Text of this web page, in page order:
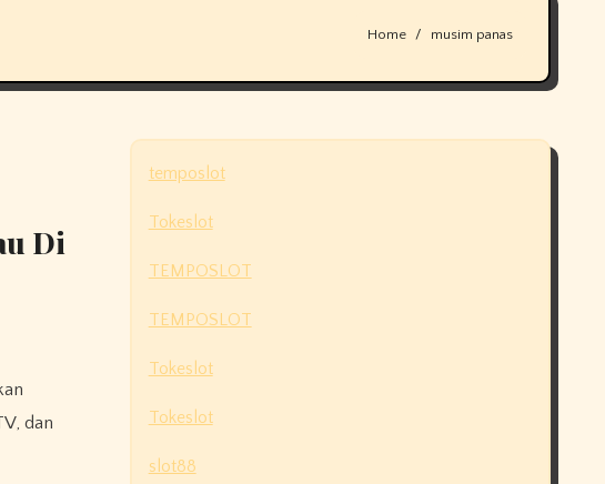
Home musim panas
Di
dan
temposlot
Tokeslot
TEMPOSLOT
TEMPOSLOT
Tokeslot
Tokeslot
slot88